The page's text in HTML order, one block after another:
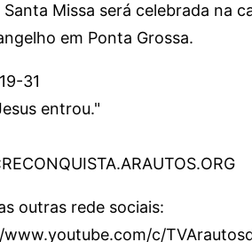
Santa Missa será celebrada na
em Ponta Grossa.
31
entrou."
outras rede sociais:
c/